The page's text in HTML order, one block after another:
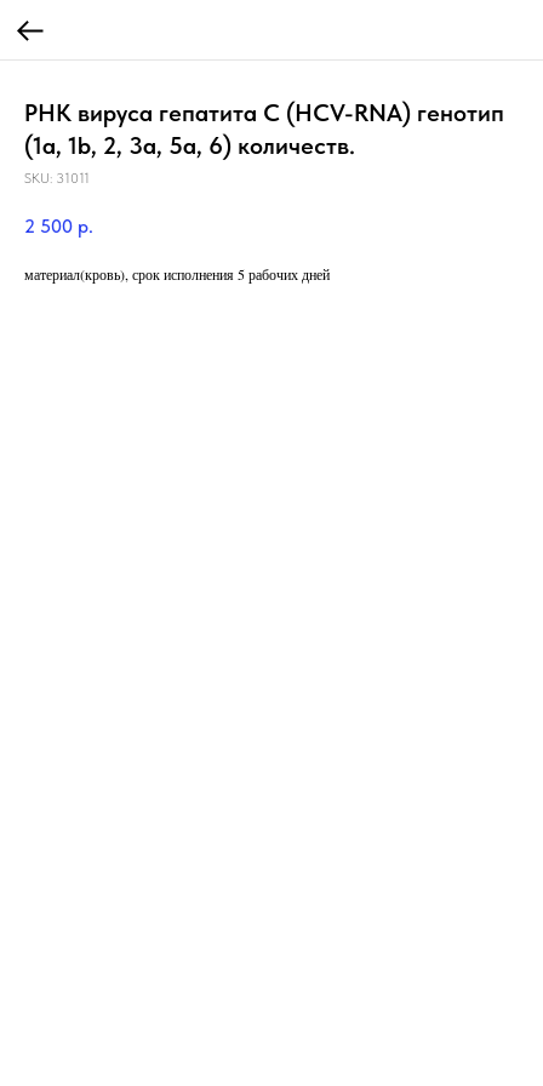
РНК вируса гепатита C (HCV-RNA) генотип
(1a, 1b, 2, 3a, 5a, 6) количеств.
SKU: 31011
2 500 р.
материал(кровь), срок исполнения 5 рабочих дней